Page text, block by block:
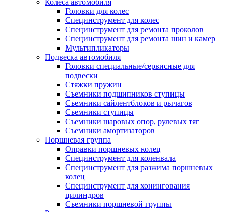
Колеса автомобиля
Головки для колес
Специнструмент для колес
Специнструмент для ремонта проколов
Специнструмент для ремонта шин и камер
Мультипликаторы
Подвеска автомобиля
Головки специальные/сервисные для
подвески
Стяжки пружин
Съемники подшипников ступицы
Съемники сайлентблоков и рычагов
Съемники ступицы
Съемники шаровых опор, рулевых тяг
Съемники амортизаторов
Поршневая группа
Оправки поршневых колец
Специнструмент для коленвала
Специнструмент для разжима поршневых
колец
Специнструмент для хонингования
цилиндров
Съемники поршневой группы